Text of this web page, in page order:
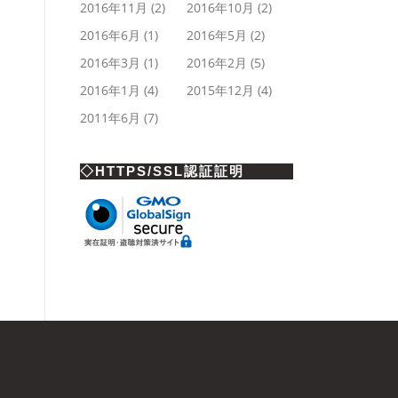
2016年11月 (2) 2016年10月 (2)
2016年6月 (1) 2016年5月 (2)
2016年3月 (1) 2016年2月 (5)
2016年1月 (4) 2015年12月 (4)
2011年6月 (7)
◇HTTPS/SSL認証証明